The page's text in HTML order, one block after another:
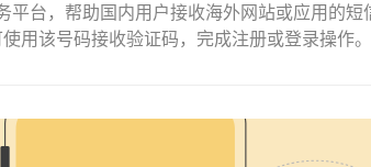
台，帮助国内用户接收海外网站或应用的短
用该号码接收验证码，完成注册或登录操作。